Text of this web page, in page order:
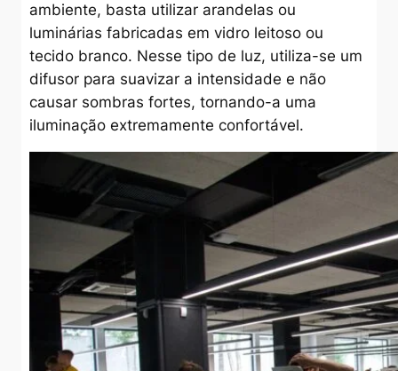
ambiente, basta utilizar arandelas ou
luminárias fabricadas em vidro leitoso ou
tecido branco. Nesse tipo de luz, utiliza-se um
difusor para suavizar a intensidade e não
causar sombras fortes, tornando-a uma
iluminação extremamente confortável.